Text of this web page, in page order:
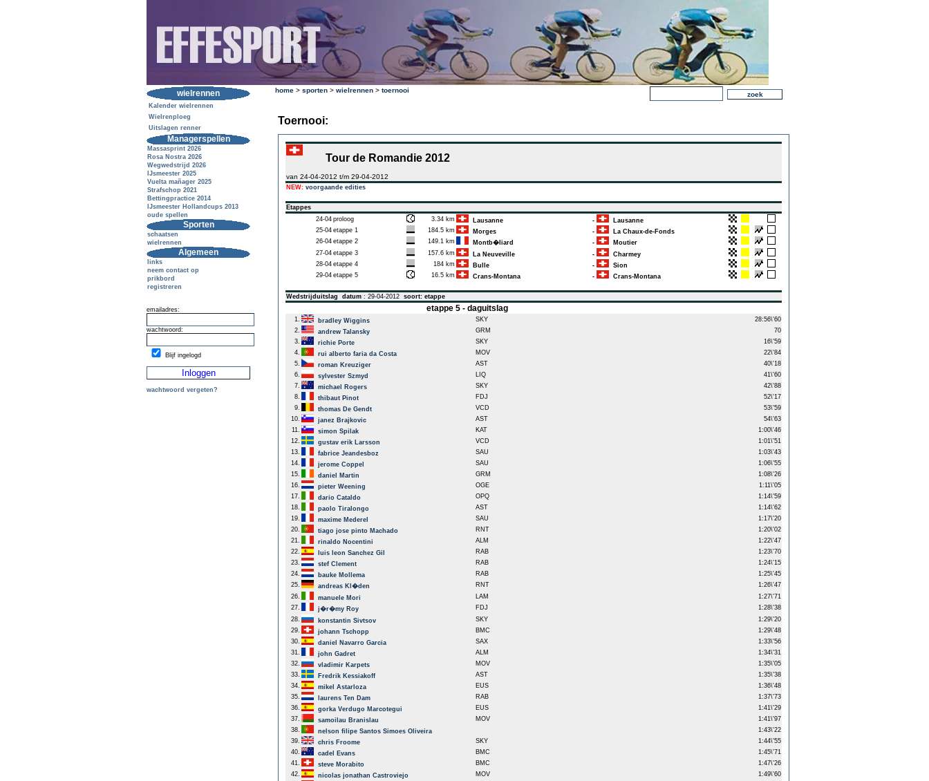
wielrennen
Kalender wielrennen
Wielrenploeg
Uitslagen renner
Managerspellen
Massasprint 2026
Rosa Nostra 2026
Wegwedstrijd 2026
IJsmeester 2025
Vuelta mañager 2025
Strafschop 2021
Bettingpractice 2014
IJsmeester Hollandcups 2013
oude spellen
Sporten
schaatsen
wielrennen
Algemeen
links
neem contact op
prikbord
registreren
emailadres:
wachtwoord:
Blijf ingelogd
wachtwoord vergeten?
home > sporten > wielrennen > toernooi
Toernooi:
Tour de Romandie 2012
van 24-04-2012 t/m 29-04-2012
NEW: voorgaande edities
Etappes
24-04 proloog 3.34 km Lausanne -
Lausanne
25-04 etappe 1 184.5 km Morges -
La Chaux-de-Fonds
26-04 etappe 2 149.1 km Montb�liard -
Moutier
27-04 etappe 3 157.6 km La Neuveville -
Charmey
28-04 etappe 4 184 km Bulle -
Sion
29-04 etappe 5 16.5 km Crans-Montana - Crans-Montana
Wedstrijduitslag datum : 29-04-2012 soort: etappe
etappe 5 - daguitslag
1. bradley Wiggins SKY
28:56\'60
2.
andrew Talansky GRM
70
3.
richie Porte SKY
16\'59
4.
rui alberto faria da Costa MOV
22\'84
5.
roman Kreuziger AST
40\'18
6.
sylvester Szmyd LIQ
41\'60
7.
michael Rogers SKY
42\'88
8.
thibaut Pinot FDJ
52\'17
9.
thomas De Gendt VCD
53\'59
10.
janez Brajkovic AST
54\'63
11.
simon Spilak KAT
1:00\'46
12.
gustav erik Larsson VCD
1:01\'51
13.
fabrice Jeandesboz SAU
1:03\'43
14.
jerome Coppel SAU
1:06\'55
15.
daniel Martin GRM
1:08\'26
16.
pieter Weening OGE
1:11\'05
17.
dario Cataldo OPQ
1:14\'59
18.
paolo Tiralongo AST
1:14\'62
19.
maxime Mederel SAU
1:17\'20
20.
tiago jose pinto Machado RNT
1:20\'02
21.
rinaldo Nocentini ALM
1:22\'47
22.
luis leon Sanchez Gil RAB
1:23\'70
23.
stef Clement RAB
1:24\'15
24.
bauke Mollema RAB
1:25\'45
25.
andreas Kl�den RNT
1:26\'47
26.
manuele Mori LAM
1:27\'71
27.
j�r�my Roy FDJ
1:28\'38
28.
konstantin Sivtsov SKY
1:29\'20
29.
johann Tschopp BMC
1:29\'48
30.
daniel Navarro Garcia SAX
1:33\'56
31.
john Gadret ALM
1:34\'31
32.
vladimir Karpets MOV
1:35\'05
33.
Fredrik Kessiakoff AST
1:35\'38
34.
mikel Astarloza EUS
1:36\'48
35.
laurens Ten Dam RAB
1:37\'73
36.
gorka Verdugo Marcotegui EUS
1:41\'29
37.
samoilau Branislau MOV
1:41\'97
38.
nelson filipe Santos Simoes Oliveira
1:43\'22
39.
chris Froome SKY
1:44\'55
40.
cadel Evans BMC
1:45\'71
41.
steve Morabito BMC
1:47\'26
42.
nicolas jonathan Castroviejo MOV
1:49\'60